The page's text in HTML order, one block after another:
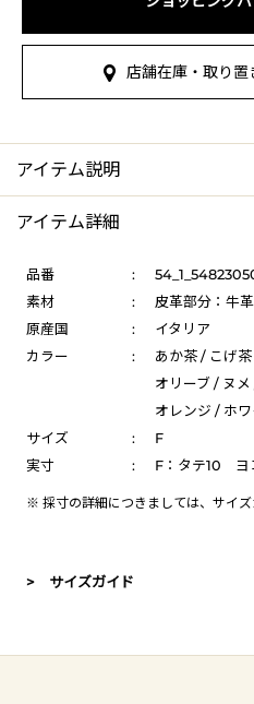
店舗在庫・取り置
アイテム説明
アイテム詳細
品番 :
素材
:
皮革部分：牛革
原産国
:
イタリア
カラー
:
あか茶 / こげ
オリーブ / ヌ
オレンジ / ホワ
サイズ
:
F
実寸
: F：タテ10
※ 採寸の詳細につきましては、 サイ
> サイズガイド